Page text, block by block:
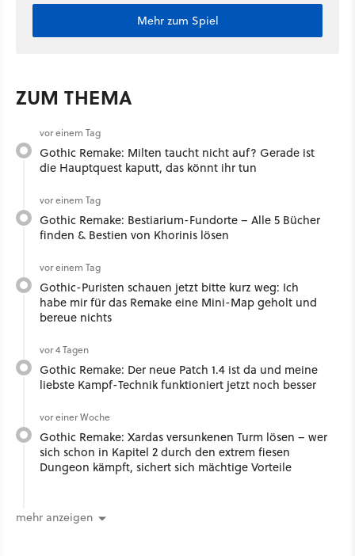
Mehr zum Spiel
ZUM THEMA
vor einem Tag
Gothic Remake: Milten taucht nicht auf? Gerade ist
die Hauptquest kaputt, das könnt ihr tun
vor einem Tag
Gothic Remake: Bestiarium-Fundorte – Alle 5 Bücher
finden & Bestien von Khorinis lösen
vor einem Tag
Gothic-Puristen schauen jetzt bitte kurz weg: Ich
habe mir für das Remake eine Mini-Map geholt und
bereue nichts
vor 4 Tagen
Gothic Remake: Der neue Patch 1.4 ist da und meine
liebste Kampf-Technik funktioniert jetzt noch besser
vor einer Woche
Gothic Remake: Xardas versunkenen Turm lösen – wer
sich schon in Kapitel 2 durch den extrem fiesen
Dungeon kämpft, sichert sich mächtige Vorteile
mehr anzeigen